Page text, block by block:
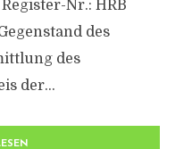
Nr.: HRB
des
des
der...